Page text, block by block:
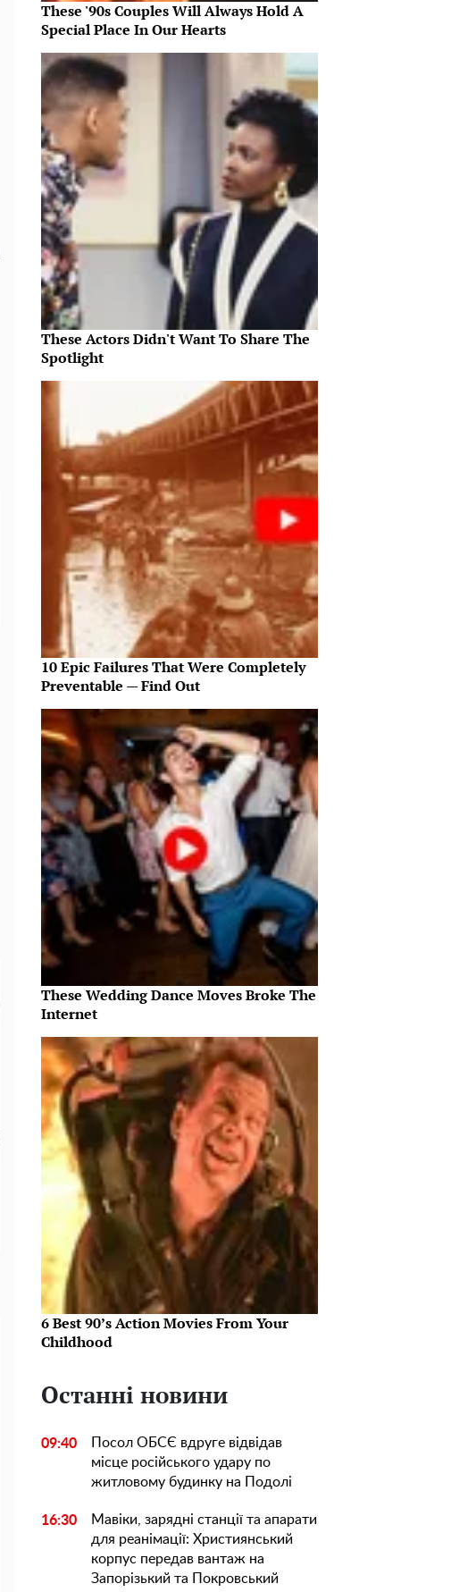
These '90s Couples Will Always Hold A
Special Place In Our Hearts
These Actors Didn't Want To Share The
Spotlight
10 Epic Failures That Were Completely
Preventable — Find Out
These Wedding Dance Moves Broke The
Internet
6 Best 90’s Action Movies From Your
Childhood
Останні новини
09:40
Посол ОБСЄ вдруге відвідав
місце російського удару по
житловому будинку на Подолі
16:30
Мавіки, зарядні станції та апарати
для реанімації: Християнський
корпус передав вантаж на
Запорізький та Покровський